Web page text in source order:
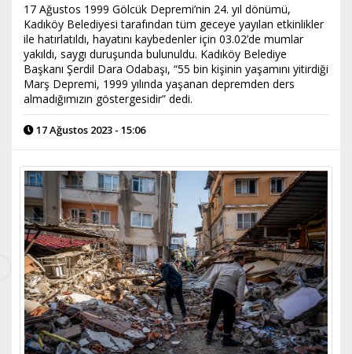
17 Ağustos 1999 Gölcük Depremi’nin 24. yıl dönümü,
Kadıköy Belediyesi tarafından tüm geceye yayılan etkinlikler
ile hatırlatıldı, hayatını kaybedenler için 03.02’de mumlar
yakıldı, saygı duruşunda bulunuldu. Kadıköy Belediye
Başkanı Şerdil Dara Odabaşı, “55 bin kişinin yaşamını yitirdiği
Marş Depremi, 1999 yılında yaşanan depremden ders
almadığımızın göstergesidir” dedi.
17 Ağustos 2023 - 15:06